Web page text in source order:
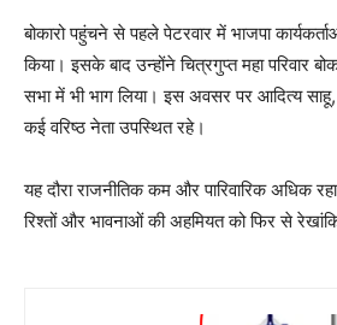
बोकारो पहुंचने से पहले पेटरवार में भाजपा
किया। इसके बाद उन्होंने चित्रगुप्त महा परिवार
सभा में भी भाग लिया। इस अवसर पर आदित्य
कई वरिष्ठ नेता उपस्थित रहे।
यह दौरा राजनीतिक कम और पारिवारिक अधिक
रिश्तों और भावनाओं की अहमियत को फिर से